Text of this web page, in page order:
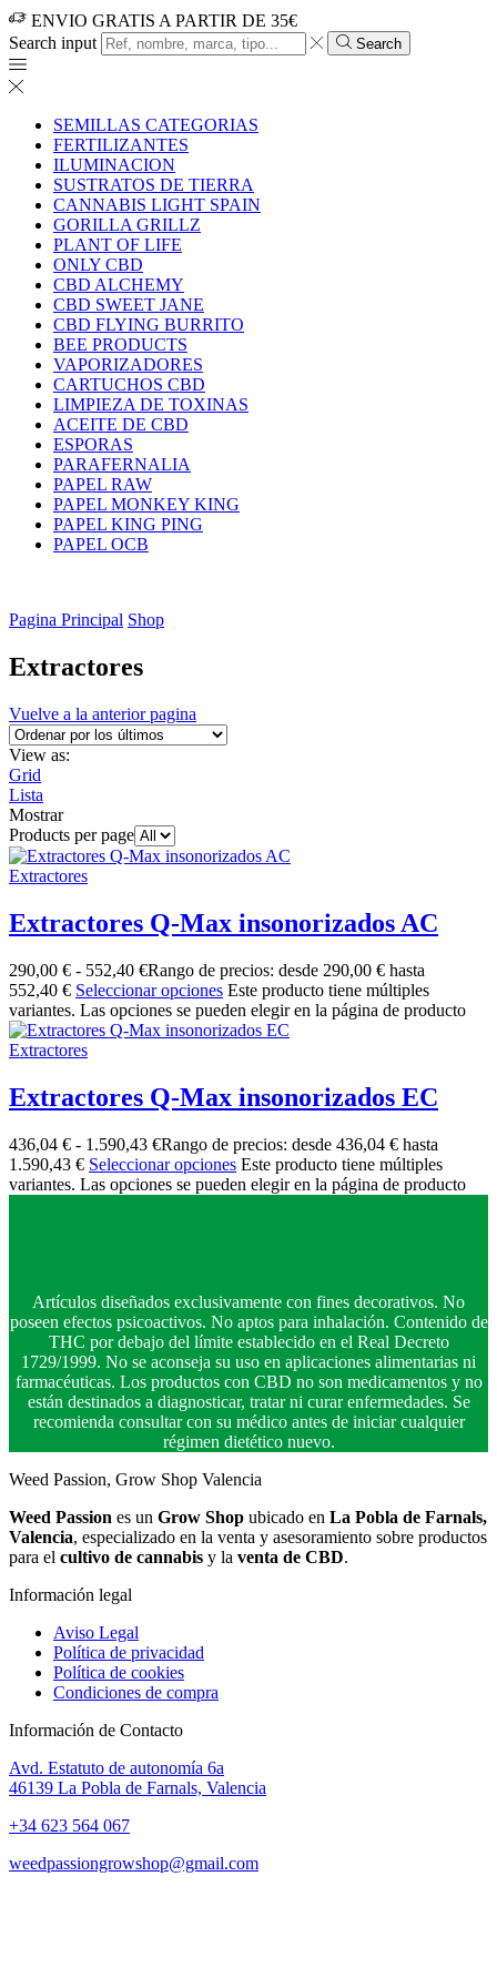
ENVIO GRATIS A PARTIR DE 35€
Search input
Search
SEMILLAS CATEGORIAS
FERTILIZANTES
ILUMINACION
SUSTRATOS DE TIERRA
CANNABIS LIGHT SPAIN
GORILLA GRILLZ
PLANT OF LIFE
ONLY CBD
CBD ALCHEMY
CBD SWEET JANE
CBD FLYING BURRITO
BEE PRODUCTS
VAPORIZADORES
CARTUCHOS CBD
LIMPIEZA DE TOXINAS
ACEITE DE CBD
ESPORAS
PARAFERNALIA
PAPEL RAW
PAPEL MONKEY KING
PAPEL KING PING
PAPEL OCB
Pagina Principal Shop
Extractores
Vuelve a la anterior pagina
View as:
Grid
Lista
Mostrar
Products per page
Extractores
Extractores Q-Max insonorizados AC
290,00 € - 552,40 €Rango de precios: desde 290,00 € hasta
552,40 € Seleccionar opciones Este producto tiene múltiples
variantes. Las opciones se pueden elegir en la página de producto
Extractores
Extractores Q-Max insonorizados EC
436,04 € - 1.590,43 €Rango de precios: desde 436,04 € hasta
1.590,43 € Seleccionar opciones Este producto tiene múltiples
variantes. Las opciones se pueden elegir en la página de producto
Artículos diseñados exclusivamente con fines decorativos. No
poseen efectos psicoactivos. No aptos para inhalación. Contenido de
THC por debajo del límite establecido en el Real Decreto
1729/1999. No se aconseja su uso en aplicaciones alimentarias ni
farmacéuticas. Los productos con CBD no son medicamentos y no
están destinados a diagnosticar, tratar ni curar enfermedades. Se
recomienda consultar con su médico antes de iniciar cualquier
régimen dietético nuevo.
Weed Passion, Grow Shop Valencia
Weed Passion es un Grow Shop ubicado en La Pobla de Farnals,
Valencia, especializado en la venta y asesoramiento sobre productos
para el cultivo de cannabis y la venta de CBD.
Información legal
Aviso Legal
Política de privacidad
Política de cookies
Condiciones de compra
Información de Contacto
Avd. Estatuto de autonomía 6a
46139 La Pobla de Farnals, Valencia
+34 623 564 067
weedpassiongrowshop@gmail.com